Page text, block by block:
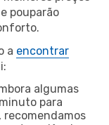
pouparão
a encontrar
algumas
para